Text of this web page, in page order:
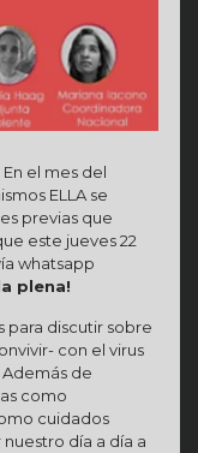
En el mes del
ELLA se
previas que
este jueves 22
whatsapp
plena!
para discutir sobre
con el virus
de
como
cuidados
día a día a